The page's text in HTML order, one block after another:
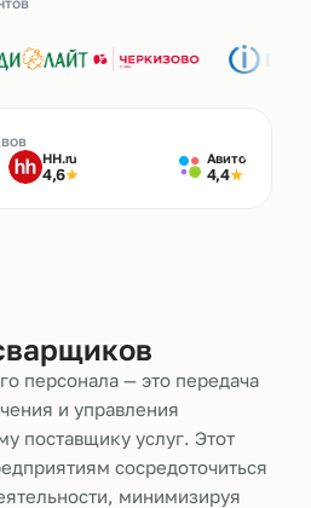
HH.ru
4,6★
Авито
4,4★
персонала — это передача
и управления
поставщику услуг. Этот
сосредоточиться
минимизируя